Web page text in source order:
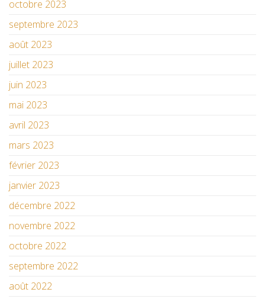
octobre 2023
septembre 2023
août 2023
juillet 2023
juin 2023
mai 2023
avril 2023
mars 2023
février 2023
janvier 2023
décembre 2022
novembre 2022
octobre 2022
septembre 2022
août 2022